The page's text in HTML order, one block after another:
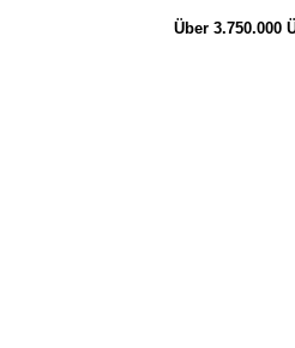
Über 3.750.000